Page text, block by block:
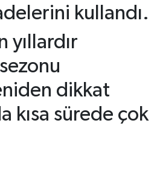
kullandı.
yıllardır
dikkat
kısa sürede çok